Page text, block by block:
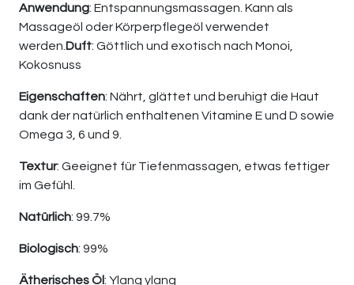
Anwendung: Entspannungsmassagen. Kann als
Massageöl oder Körperpflegeöl verwendet
werden. Duft: Göttlich und exotisch nach Monoi,
Kokosnuss
Eigenschaften: Nährt, glättet und beruhigt die Haut
dank der natürlich enthaltenen Vitamine E und D sowie
Omega 3, 6 und 9.
Textur: Geeignet für Tiefenmassagen, etwas fettiger
im Gefühl.
Natürlich: 99.7%
Biologisch: 99%
Ätherisches Öl: Ylang ylang